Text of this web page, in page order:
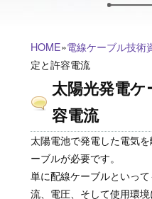
HOME»電線ケーブル技術
定と許容電流
太陽光発電
容電流
太陽電池で発電した電気
ーブルが必要です。
単に配線ケーブルといっ
流、電圧、そして使用環